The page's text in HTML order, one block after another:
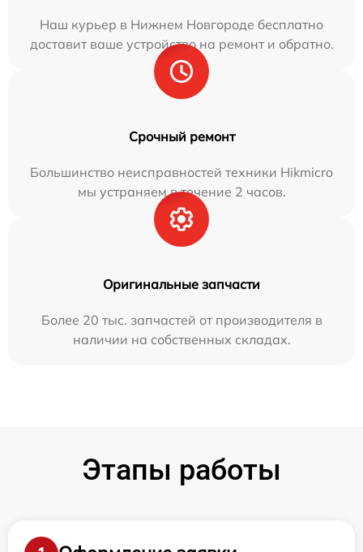
Наш курьер в Нижнем Новгороде бесплатно
доставит ваше устройство на ремонт и обратно.
Срочный ремонт
Большинство неисправностей техники Hikmicro
мы устраняем в течение 2 часов.
Оригинальные запчасти
Более 20 тыс. запчастей от производителя в
наличии на собственных складах.
Этапы работы